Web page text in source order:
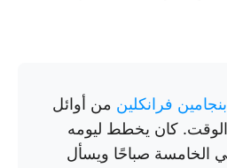
بنجامين فرانكلين من أوائل
الوقت. كان يخطط ليومه
الخامسة صباحًا ويسأل